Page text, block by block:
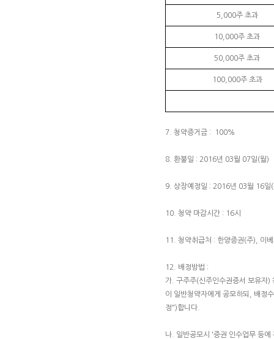
5,000주 초과
10,000주 초과
50,000주 초과
100,000주 초과
7. 청약증거금 : 100%
8. 환불일 : 2016년 03월 07일(월)
9. 상장예정일 : 2016년 03월 16일
10. 청약 마감시간 : 16시
11. 청약취급처 : 한양증권(주), 이
12. 배정방법 :
가. 구주주(신주인수권증서 보유자)
이 일반청약자에게 공모하되, 배정
정")합니다.
나. 일반공모시 '증권 인수업무 등